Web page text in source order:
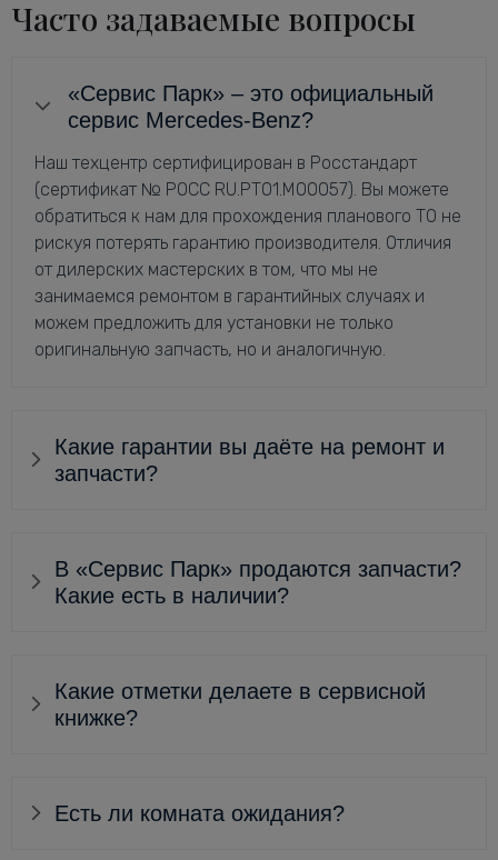
Часто задаваемые вопросы
«Сервис Парк» – это официальный
сервис Mercedes-Benz?
Наш техцентр сертифицирован в Росстандарт
(сертификат № РОСС RU.РТ01.М00057). Вы можете
обратиться к нам для прохождения планового ТО не
рискуя потерять гарантию производителя. Отличия
от дилерских мастерских в том, что мы не
занимаемся ремонтом в гарантийных случаях и
можем предложить для установки не только
оригинальную запчасть, но и аналогичную.
Какие гарантии вы даёте на ремонт и
запчасти?
В «Сервис Парк» продаются запчасти?
Какие есть в наличии?
Какие отметки делаете в сервисной
книжке?
Есть ли комната ожидания?